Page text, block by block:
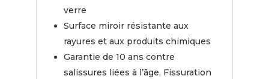
verre
Surface miroir résistante aux
rayures et aux produits chimiques
Garantie de 10 ans contre
salissures liées à l’âge, Fissuration